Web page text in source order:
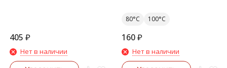
405 ₽
Нет в наличии
80°C 100°C
160₽
Нет в наличии